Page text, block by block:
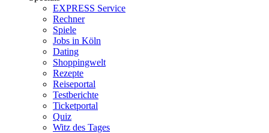
EXPRESS Service
Rechner
Spiele
Jobs in Köln
Dating
Shoppingwelt
Rezepte
Reiseportal
Testberichte
Ticketportal
Quiz
Witz des Tages